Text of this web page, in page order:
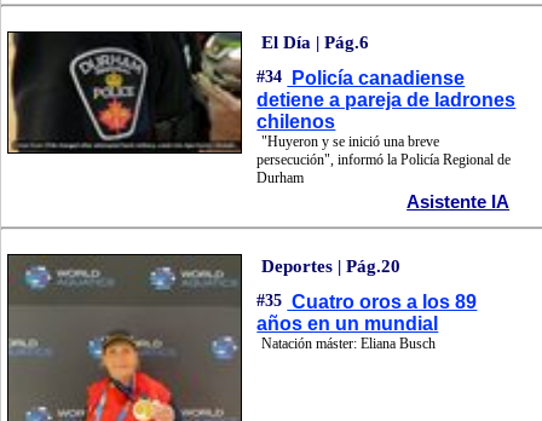
El Día | Pág.6
#34
Policía canadiense
detiene a pareja de ladrones
chilenos
"Huyeron y se inició una breve
persecución", informó la Policía Regional de
Durham
Asistente IA
Deportes | Pág.20
#35 Cuatro oros a los 89
años en un mundial
Natación máster: Eliana Busch